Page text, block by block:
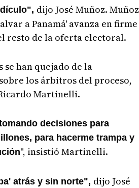
dijo José Muñoz. Muñoz
a Panamá' avanza en firme
resto de la oferta electoral.
han quejado de la
los árbitros del proceso,
Martinelli.
decisiones para
para hacerme trampa y
", insistió Martinelli.
atrás y sin norte", dijo José